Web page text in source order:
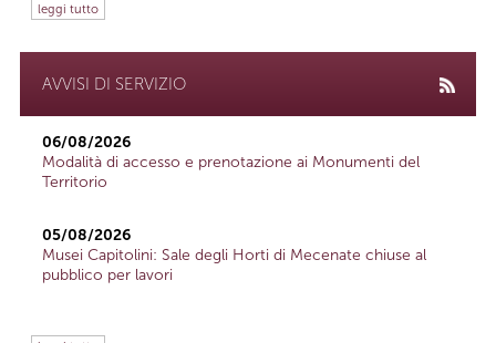
leggi tutto
AVVISI DI SERVIZIO
06/08/2026
Modalità di accesso e prenotazione ai Monumenti del
Territorio
05/08/2026
Musei Capitolini: Sale degli Horti di Mecenate chiuse al
pubblico per lavori